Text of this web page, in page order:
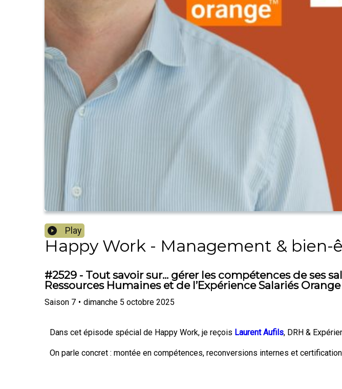
Play
Happy Work - Management & bien-
#2529 - Tout savoir sur... gérer les compétences de ses
Ressources Humaines et de l’Expérience Salariés
Saison 7 • dimanche 5 octobre 2025
Dans cet épisode spécial de Happy Work, je reçois Laurent Aufils, DRH &
On parle concret : montée en compétences, reconversions internes et